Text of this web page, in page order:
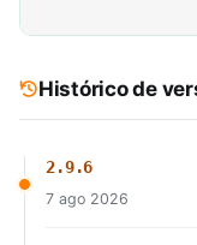
Histórico de
2.9.6
7 ago 2026